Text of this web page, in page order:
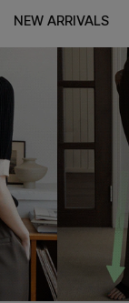
NEW ARRIVALS